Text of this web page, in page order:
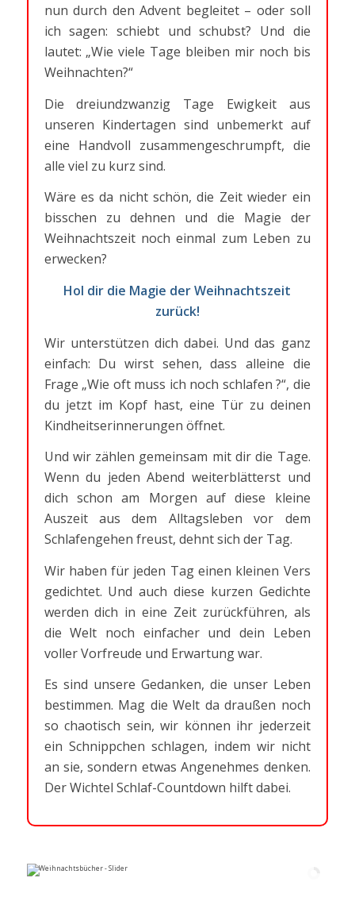
nun durch den Advent begleitet – oder soll
ich sagen: schiebt und schubst? Und die
lautet: „Wie viele Tage bleiben mir noch bis
Weihnachten?“
Die dreiundzwanzig Tage Ewigkeit aus
unseren Kindertagen sind unbemerkt auf
eine Handvoll zusammengeschrumpft, die
alle viel zu kurz sind.
Wäre es da nicht schön, die Zeit wieder ein
bisschen zu dehnen und die Magie der
Weihnachtszeit noch einmal zum Leben zu
erwecken?
Hol dir die Magie der Weihnachtszeit
zurück!
Wir unterstützen dich dabei. Und das ganz
einfach: Du wirst sehen, dass alleine die
Frage „Wie oft muss ich noch schlafen ?“, die
du jetzt im Kopf hast, eine Tür zu deinen
Kindheitserinnerungen öffnet.
Und wir zählen gemeinsam mit dir die Tage.
Wenn du jeden Abend weiterblätterst und
dich schon am Morgen auf diese kleine
Auszeit aus dem Alltagsleben vor dem
Schlafengehen freust, dehnt sich der Tag.
Wir haben für jeden Tag einen kleinen Vers
gedichtet. Und auch diese kurzen Gedichte
werden dich in eine Zeit zurückführen, als
die Welt noch einfacher und dein Leben
voller Vorfreude und Erwartung war.
Es sind unsere Gedanken, die unser Leben
bestimmen. Mag die Welt da draußen noch
so chaotisch sein, wir können ihr jederzeit
ein Schnippchen schlagen, indem wir nicht
an sie, sondern etwas Angenehmes denken.
Der Wichtel Schlaf-Countdown hilft dabei.